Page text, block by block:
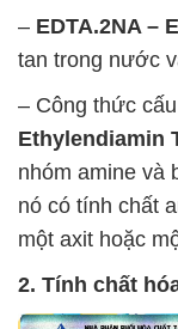
– EDTA.2NA –
tan trong nước
– Công thức
Ethylendiamin
nhóm amine và
nó có tính chất
một axit hoặc
2. Tính chất